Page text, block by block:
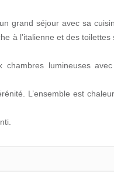
grand séjour avec sa
à l’italienne et des
chambres lumineuses
L’ensemble est